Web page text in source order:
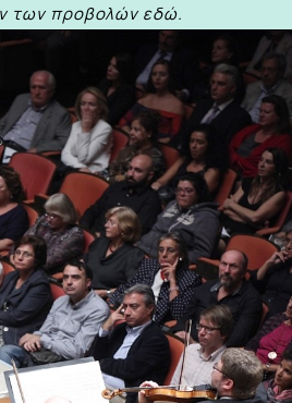
των προβολών εδώ.